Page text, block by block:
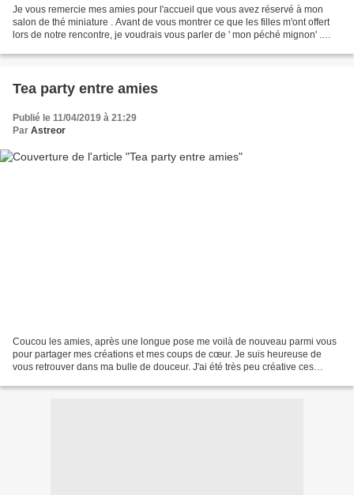
Je vous remercie mes amies pour l'accueil que vous avez réservé à mon
salon de thé miniature . Avant de vous montrer ce que les filles m'ont offert
lors de notre rencontre, je voudrais vous parler de ' mon péché mignon' .
Tea party entre amies
Publié le 11/04/2019 à 21:29
Par Astreor
Coucou les amies, après une longue pose me voilà de nouveau parmi vous
pour partager mes créations et mes coups de cœur. Je suis heureuse de
vous retrouver dans ma bulle de douceur. J'ai été très peu créative ces